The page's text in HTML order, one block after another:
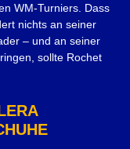
WM-Turniers. Dass
nichts an seiner
– und an seiner
sollte Rochet